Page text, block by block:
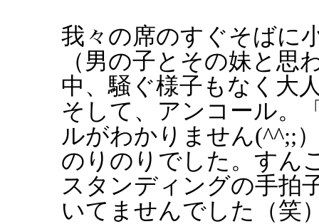
我々の席のすぐそばに
（男の子とその妹と思
中、騒ぐ様子もなく大
そして、アンコール。
ルがわかりません(^^;;
のりのりでした。すん
スタンディングの手拍
いてませんでした（笑